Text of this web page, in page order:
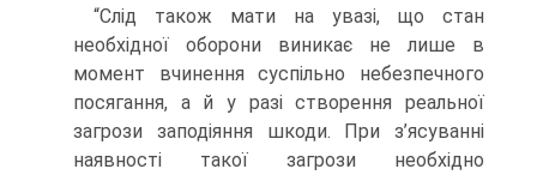
“Слід також мати на увазі, що стан
необхідної оборони виникає не лише в
момент вчинення суспільно небезпечного
посягання, а й у разі створення реальної
загрози заподіяння шкоди. При з’ясуванні
наявності такої загрози необхідно